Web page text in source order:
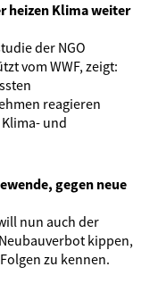
heizen Klima weiter
der NGO
vom WWF, zeigt:
reagieren
und
gegen neue
nun auch der
kippen,
zu kennen.